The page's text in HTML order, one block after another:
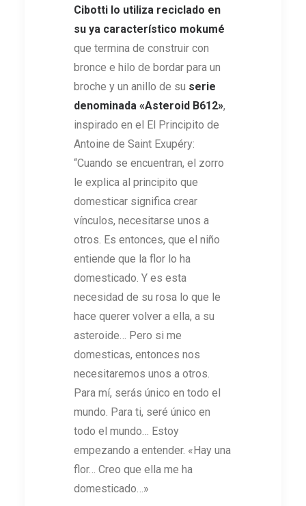
Cibotti lo utiliza reciclado en
su ya característico mokumé
que termina de construir con
bronce e hilo de bordar para un
broche y un anillo de su serie
denominada «Asteroid B612»,
inspirado en el El Principito de
Antoine de Saint Exupéry:
“Cuando se encuentran, el zorro
le explica al principito que
domesticar significa crear
vínculos, necesitarse unos a
otros. Es entonces, que el niño
entiende que la flor lo ha
domesticado. Y es esta
necesidad de su rosa lo que le
hace querer volver a ella, a su
asteroide… Pero si me
domesticas, entonces nos
necesitaremos unos a otros.
Para mí, serás único en todo el
mundo. Para ti, seré único en
todo el mundo… Estoy
empezando a entender. «Hay una
flor… Creo que ella me ha
domesticado…»